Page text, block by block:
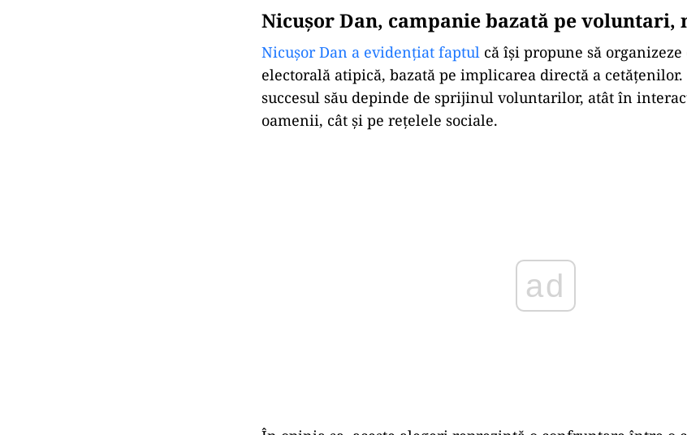
Nicușor Dan, campanie bazată pe voluntari,
Nicușor Dan a evidențiat faptul că își propune să
electorală atipică, bazată pe implicarea directă a cetățenilor.
succesul său depinde de sprijinul voluntarilor, atât în
oamenii, cât și pe rețelele sociale.